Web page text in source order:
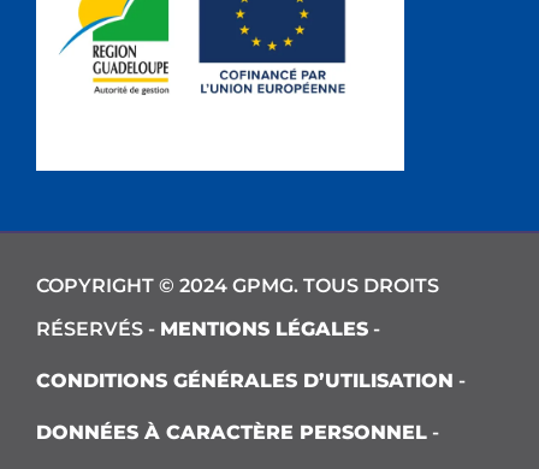
COPYRIGHT © 2024 GPMG. TOUS DROITS
RÉSERVÉS - MENTIONS LÉGALES -
CONDITIONS GÉNÉRALES D’UTILISATION -
DONNÉES À CARACTÈRE PERSONNEL -